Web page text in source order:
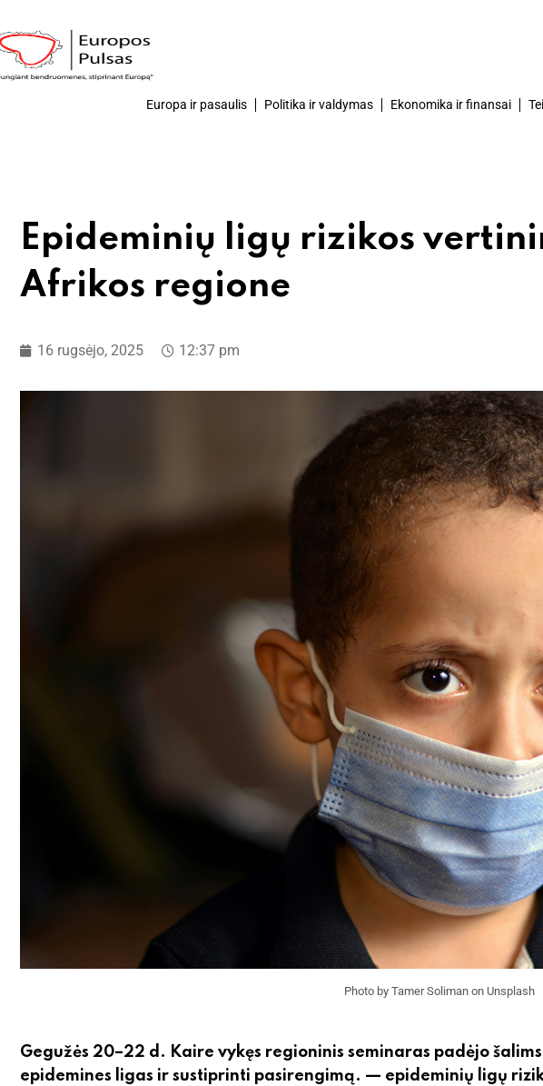
Europa ir pasaulis Politika ir valdymas Ekonomika ir finansai
Epideminių ligų rizikos
Afrikos regione
16 rugsėjo, 2025 12:37 pm
Photo by Tamer Soliman on Unsplash
Gegužės 20–22 d. Kaire vykęs regioninis seminaras padėjo
epidemines ligas ir sustiprinti pasirengimą. — epideminių ligų